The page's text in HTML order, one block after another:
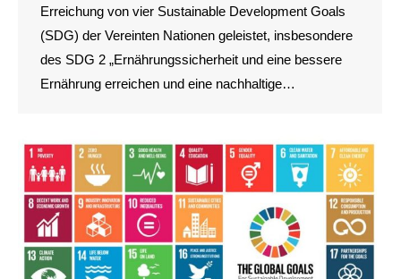
Erreichung von vier Sustainable Development Goals
(SDG) der Vereinten Nationen geleistet, insbesondere
des SDG 2 „Ernährungssicherheit und eine bessere
Ernährung erreichen und eine nachhaltige…